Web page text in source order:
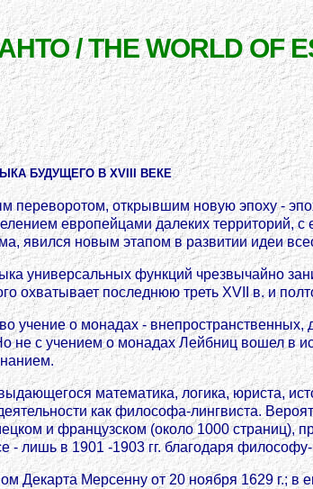
/ THE WORLD OF
БУДУЩЕГО В XVIII ВЕКЕ
переворотом, открывшим новую эпоху -
европейцами далеких
явился новым этапом в развитии идеи
универсальных функций чрезвычайно
охватывает последнюю треть XVII в. и
учение о монадах -
не с учением о монадах Лейбниц вошел в
математика, логика, юриста,
как философа-лингвиста.
и французском (около 1000 страниц),
- лишь в 1901 -1903 гг. благодаря
Декарта Мерсенну от 20 ноября 1629 г.; в